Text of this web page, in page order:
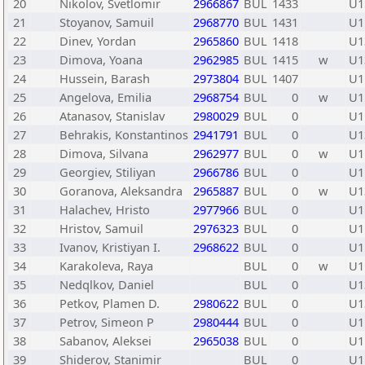
20
Nikolov, Svetlomir 2966867 BUL 1433
21
Stoyanov, Samuil 2968770 BUL 1431
22
Dinev, Yordan 2965860 BUL 1418
23
Dimova, Yoana 2962985 BUL 1415 w
24
Hussein, Barash 2973804 BUL 1407
25
Angelova, Emilia 2968754 BUL 0 w
26
Atanasov, Stanislav 2980029 BUL 0
27
Behrakis, Konstantinos 2941791 BUL 0
28
Dimova, Silvana 2962977 BUL 0 w
29
Georgiev, Stiliyan 2966786 BUL 0
30
Goranova, Aleksandra 2965887 BUL 0 w
31
Halachev, Hristo 2977966 BUL 0
32
Hristov, Samuil 2976323 BUL 0
33
Ivanov, Kristiyan I. 2968622 BUL 0
34
Karakoleva, Raya BUL 0 w
35
Nedqlkov, Daniel BUL 0
36
Petkov, Plamen D. 2980622 BUL 0
37
Petrov, Simeon P 2980444 BUL 0
38
Sabanov, Aleksei 2965038 BUL 0
39
Shiderov, Stanimir BUL 0